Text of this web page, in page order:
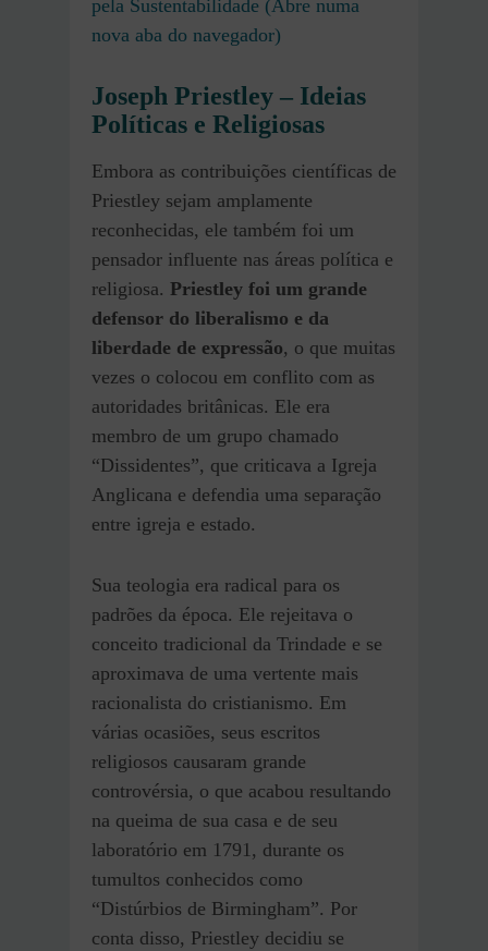
pela Sustentabilidade (Abre numa
nova aba do navegador)
Joseph Priestley – Ideias
Políticas e Religiosas
Embora as contribuições científicas de
Priestley sejam amplamente
reconhecidas, ele também foi um
pensador influente nas áreas política e
religiosa. Priestley foi um grande
defensor do liberalismo e da
liberdade de expressão, o que muitas
vezes o colocou em conflito com as
autoridades britânicas. Ele era
membro de um grupo chamado
“Dissidentes”, que criticava a Igreja
Anglicana e defendia uma separação
entre igreja e estado.
Sua teologia era radical para os
padrões da época. Ele rejeitava o
conceito tradicional da Trindade e se
aproximava de uma vertente mais
racionalista do cristianismo. Em
várias ocasiões, seus escritos
religiosos causaram grande
controvérsia, o que acabou resultando
na queima de sua casa e de seu
laboratório em 1791, durante os
tumultos conhecidos como
“Distúrbios de Birmingham”. Por
conta disso, Priestley decidiu se